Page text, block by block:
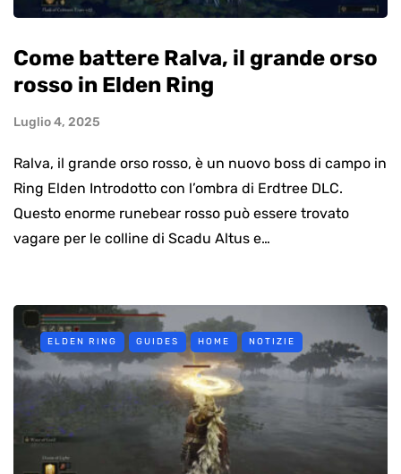
Come battere Ralva, il grande orso
rosso in Elden Ring
Luglio 4, 2025
Ralva, il grande orso rosso, è un nuovo boss di campo in
Ring Elden Introdotto con l’ombra di Erdtree DLC.
Questo enorme runebear rosso può essere trovato
vagare per le colline di Scadu Altus e…
ELDEN RING GUIDES HOME NOTIZIE